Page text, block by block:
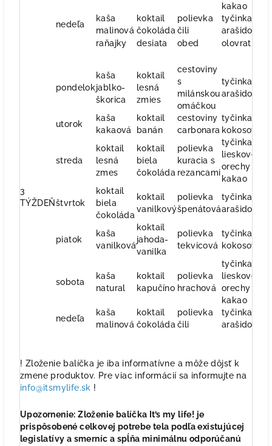
kakao
nedeľa
kaša
malinová
koktail
čokoláda
polievka
čili
tyčinka
arašidova
raňajky
desiata obed olovrat
3
TÝŽDEŇ
pondelok
kaša
jablko-
škorica
koktail
lesná
zmies
cestoviny
s
milánskou
omáčkou
tyčinka
arašidova
utorok
kaša
kakaová
koktail
banán
cestoviny
carbonara
tyčinka
kokosová
streda
koktail
lesná
zmes
koktail
biela
čokoláda
polievka
kuracia s
rezancami
tyčinka
lieskove
orechy a
kakao
štvrtok
koktail
biela
čokoláda
koktail
vanilkový
polievka
špenátová
tyčinka
arašidová
piatok
kaša
vanilková
koktail
jahoda-
vanilka
polievka
tekvicová
tyčinka
kokosová
sobota
kaša
natural
koktail
kapučíno
polievka
hrachová
tyčinka
lieskove
orechy a
kakao
nedeľa
kaša
malinová
koktail
čokoláda
polievka
čili
tyčinka
arašidova
! Zloženie balíčka je iba informatívne a môže dôjsť k
zmene produktov. Pre viac informácií sa informujte na
info@itsmylife.sk !
Upozornenie: Zloženie balíčka It’s my life! je
prispôsobené celkovej potrebe tela podľa existujúcej
legislatívy a smerníc a spĺňa minimálnu odporúčanú